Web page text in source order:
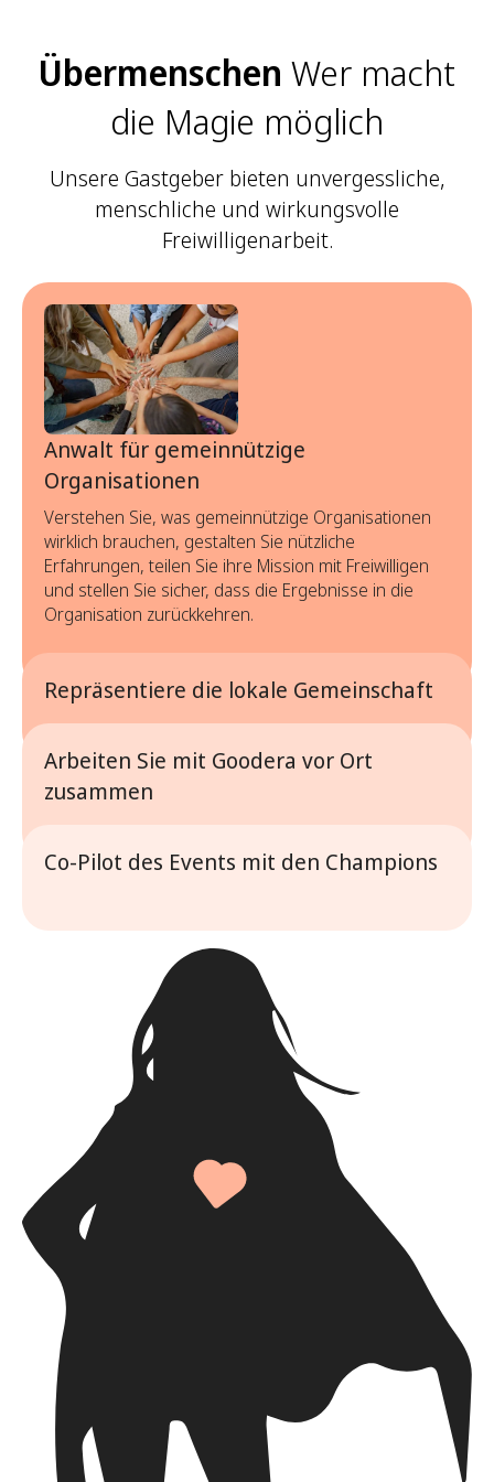
Übermenschen Wer macht
die Magie möglich
Unsere Gastgeber bieten unvergessliche,
menschliche und wirkungsvolle
Freiwilligenarbeit.
Anwalt für gemeinnützige
Organisationen
Verstehen Sie, was gemeinnützige Organisationen
wirklich brauchen, gestalten Sie nützliche
Erfahrungen, teilen Sie ihre Mission mit Freiwilligen
und stellen Sie sicher, dass die Ergebnisse in die
Organisation zurückkehren.
Repräsentiere die lokale Gemeinschaft
Bringen Sie den lokalen Kontext mit ein, was wichtig
ist, was sensibel ist und was funktioniert, damit
Freiwilligenarbeit respektvoll, relevant und auf den
tatsächlichen Bedürfnissen der Gemeinschaft
Arbeiten Sie mit Goodera vor Ort
zusammen
Sie Qualitäts- oder Sicherheitsbedenken melden,
Feedback austauschen und bei Bedarf die
unterstützen.
Co-Pilot des Events mit den Champions
durch die Aktivität, nimm Anwesenheiten oder Fotos
auf und sammle Feedback ein, um die nächsten
Schritte zu verbessern.